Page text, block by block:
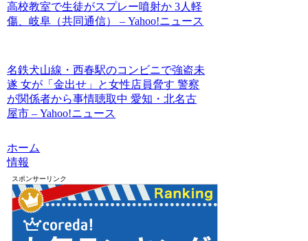
高校教室で生徒がスプレー噴射か 3人軽
傷、岐阜（共同通信） – Yahoo!ニュース
名鉄犬山線・西春駅のコンビニで強盗未
遂 女が「金出せ」と女性店員脅す 警察
が関係者から事情聴取中 愛知・北名古
屋市 – Yahoo!ニュース
ホーム
情報
スポンサーリンク